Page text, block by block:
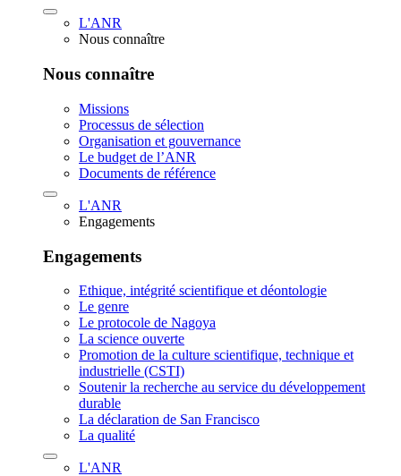
L'ANR
Nous connaître
Nous connaître
Missions
Processus de sélection
Organisation et gouvernance
Le budget de l’ANR
Documents de référence
L'ANR
Engagements
Engagements
Ethique, intégrité scientifique et déontologie
Le genre
Le protocole de Nagoya
La science ouverte
Promotion de la culture scientifique, technique et
industrielle (CSTI)
Soutenir la recherche au service du développement
durable
La déclaration de San Francisco
La qualité
L'ANR